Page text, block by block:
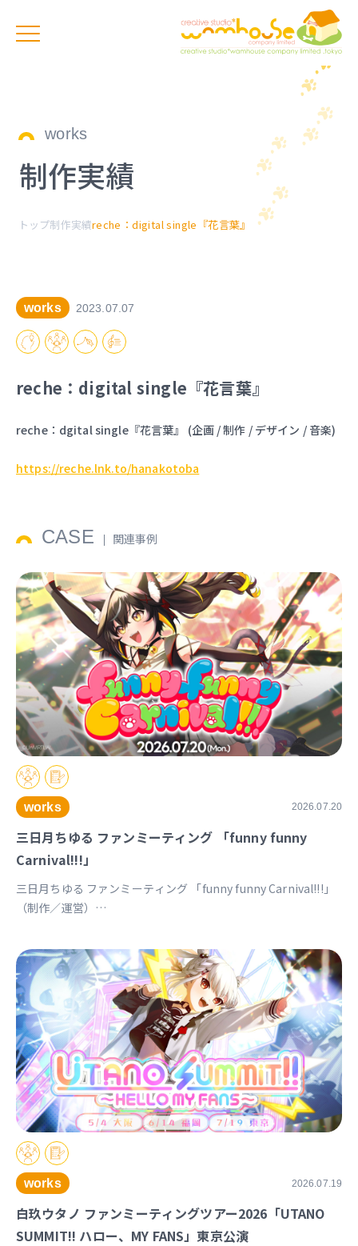
works
制作実績
トップ制作実績reche：digital single『花言葉』
works 2023.07.07
reche：digital single『花言葉』
reche：dgital single『花言葉』 (企画 / 制作 / デザイン / 音楽)
https://reche.lnk.to/hanakotoba
CASE 関連事例
works 2026.07.20
三日月ちゆる ファンミーティング 「funny funny
Carnival!!!」
三日月ちゆる ファンミーティング 「funny funny Carnival!!!」
（制作／運営）
works 2026.07.19
白玖ウタノ ファンミーティングツアー2026「UTANO
SUMMIT!! ハロー、MY FANS」東京公演